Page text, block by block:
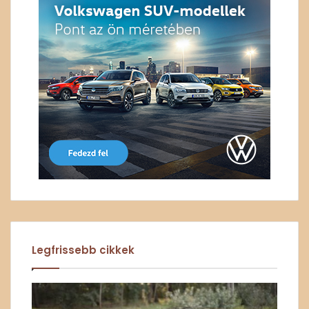
Legfrissebb cikkek